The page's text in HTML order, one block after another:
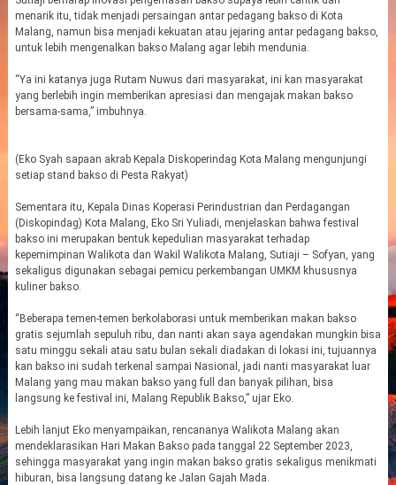
menarik itu, tidak menjadi persaingan antar pedagang bakso di Kota
Malang, namun bisa menjadi kekuatan atau jejaring antar pedagang bakso,
untuk lebih mengenalkan bakso Malang agar lebih mendunia.
“Ya ini katanya juga Rutam Nuwus dari masyarakat, ini kan masyarakat
yang berlebih ingin memberikan apresiasi dan mengajak makan bakso
bersama-sama,” imbuhnya.
(Eko Syah sapaan akrab Kepala Diskoperindag Kota Malang mengunjungi
setiap stand bakso di Pesta Rakyat)
Sementara itu, Kepala Dinas Koperasi Perindustrian dan Perdagangan
(Diskopindag) Kota Malang, Eko Sri Yuliadi, menjelaskan bahwa festival
bakso ini merupakan bentuk kepedulian masyarakat terhadap
kepemimpinan Walikota dan Wakil Walikota Malang, Sutiaji – Sofyan, yang
sekaligus digunakan sebagai pemicu perkembangan UMKM khususnya
kuliner bakso.
“Beberapa temen-temen berkolaborasi untuk memberikan makan bakso
gratis sejumlah sepuluh ribu, dan nanti akan saya agendakan mungkin bisa
satu minggu sekali atau satu bulan sekali diadakan di lokasi ini, tujuannya
kan bakso ini sudah terkenal sampai Nasional, jadi nanti masyarakat luar
Malang yang mau makan bakso yang full dan banyak pilihan, bisa
langsung ke festival ini, Malang Republik Bakso,” ujar Eko.
Lebih lanjut Eko menyampaikan, rencananya Walikota Malang akan
mendeklarasikan Hari Makan Bakso pada tanggal 22 September 2023,
sehingga masyarakat yang ingin makan bakso gratis sekaligus menikmati
hiburan, bisa langsung datang ke Jalan Gajah Mada.